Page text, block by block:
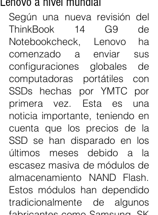
Según una nueva revisión del
ThinkBook 14 G9 de
Notebookcheck, Lenovo ha
comenzado a enviar sus
configuraciones globales de
computadoras portátiles con
SSDs hechas por YMTC por
primera vez. Esta es una
noticia importante, teniendo en
cuenta que los precios de la
SSD se han disparado en los
últimos meses debido a la
escasez masiva de módulos de
almacenamiento NAND Flash.
Estos módulos han dependido
tradicionalmente de algunos